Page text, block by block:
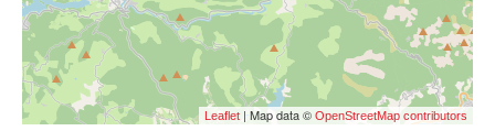
Leaflet | Map data © OpenStreetMap contributors